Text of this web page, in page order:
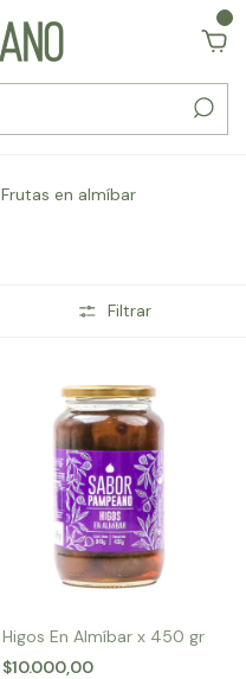
Frutas en almíbar
Filtrar
Higos En Almíbar x 450 gr
$10.000,00